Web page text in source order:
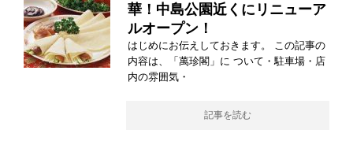
華！中島公園近くにリニューア
ルオープン！
はじめにお伝えしておきます。 この記事の
内容は、「萬珍閣」に ついて・駐車場・店
内の雰囲気・
記事を読む